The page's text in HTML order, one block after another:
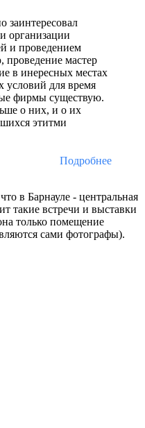
заинтересовал
организации
и проведением
проведение мастер
в инересных местах
условий для время
фирмы существую.
о них, и о их
этитми
Подробнее
в Барнауле - центральная
такие встречи и выставки
только помещение
сами фотографы).